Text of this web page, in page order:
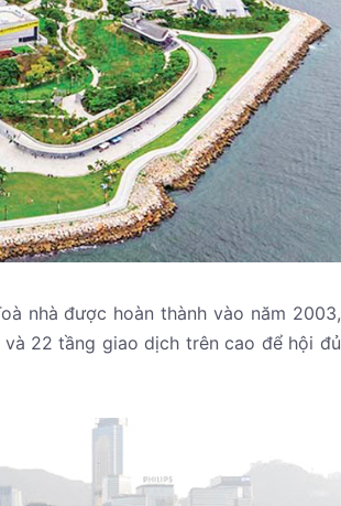
nhà được hoàn thành vào năm 2003,
22 tầng giao dịch trên cao để hội đủ